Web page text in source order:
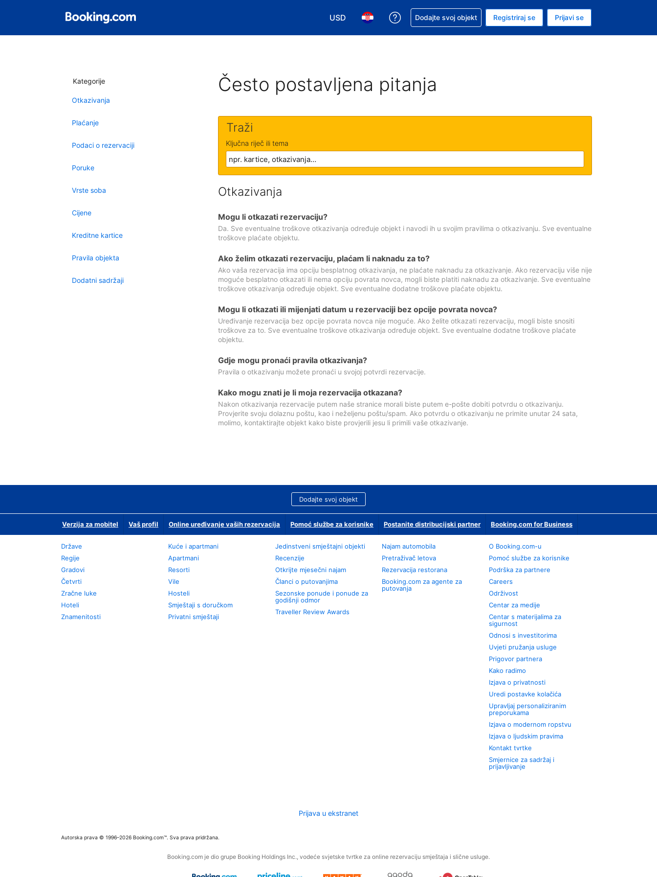
USD
Odaberite valutu. Vaša je trenutačna valuta Američki dolar
Odaberite svoj jezik. Vaš je trenutačni jezik Hrvatskom
Zatražite pomoć sa svojom rezervacijom
Dodajte svoj objekt Registriraj se Prijavi se
Kategorije
Otkazivanja
Plaćanje
Podaci o rezervaciji
Poruke
Vrste soba
Cijene
Kreditne kartice
Pravila objekta
Dodatni sadržaji
Često postavljena pitanja
Traži
Ključna riječ ili tema
Otkazivanja
Mogu li otkazati rezervaciju?
Da. Sve eventualne troškove otkazivanja određuje objekt i navodi ih u svojim pravilima o otkazivanju. Sve eventualne
troškove plaćate objektu.
Ako želim otkazati rezervaciju, plaćam li naknadu za to?
Ako vaša rezervacija ima opciju besplatnog otkazivanja, ne plaćate naknadu za otkazivanje. Ako rezervaciju više nije
moguće besplatno otkazati ili nema opciju povrata novca, mogli biste platiti naknadu za otkazivanje. Sve eventualne
troškove otkazivanja određuje objekt. Sve eventualne dodatne troškove plaćate objektu.
Mogu li otkazati ili mijenjati datum u rezervaciji bez opcije povrata novca?
Uređivanje rezervacija bez opcije povrata novca nije moguće. Ako želite otkazati rezervaciju, mogli biste snositi
troškove za to. Sve eventualne troškove otkazivanja određuje objekt. Sve eventualne dodatne troškove plaćate
objektu.
Gdje mogu pronaći pravila otkazivanja?
Pravila o otkazivanju možete pronaći u svojoj potvrdi rezervacije.
Kako mogu znati je li moja rezervacija otkazana?
Nakon otkazivanja rezervacije putem naše stranice morali biste putem e-pošte dobiti potvrdu o otkazivanju.
Provjerite svoju dolaznu poštu, kao i neželjenu poštu/spam. Ako potvrdu o otkazivanju ne primite unutar 24 sata,
molimo, kontaktirajte objekt kako biste provjerili jesu li primili vaše otkazivanje.
Dodajte svoj objekt
Verzija za mobitel Vaš profil Online uređivanje vaših rezervacija Pomoć službe za korisnike Postanite distribucijski partner Booking.com for Business
Države
Regije
Gradovi
Četvrti
Zračne luke
Hoteli
Znamenitosti
Kuće i apartmani
Apartmani
Resorti
Vile
Hosteli
Smještaji s doručkom
Privatni smještaji
Jedinstveni smještajni objekti
Recenzije
Otkrijte mjesečni najam
Članci o putovanjima
Sezonske ponude i ponude za
godišnji odmor
Traveller Review Awards
Najam automobila
Pretraživač letova
Rezervacija restorana
Booking.com za agente za
putovanja
O Booking.com-u
Pomoć službe za korisnike
Podrška za partnere
Careers
Održivost
Centar za medije
Centar s materijalima za
sigurnost
Odnosi s investitorima
Uvjeti pružanja usluge
Prigovor partnera
Kako radimo
Izjava o privatnosti
Uredi postavke kolačića
Upravljaj personaliziranim
preporukama
Izjava o modernom ropstvu
Izjava o ljudskim pravima
Kontakt tvrtke
Smjernice za sadržaj i
prijavljivanje
Prijava u ekstranet
Autorska prava © 1996–2026 Booking.com™. Sva prava pridržana.
Booking.com je dio grupe Booking Holdings Inc., vodeće svjetske tvrtke za online rezervaciju smještaja i slične usluge.